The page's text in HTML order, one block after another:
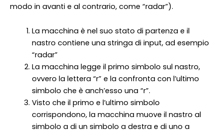
modo in avanti e al contrario, come “radar”).
La macchina è nel suo stato di partenza e il
nastro contiene una stringa di input, ad esempio
“radar”
La macchina legge il primo simbolo sul nastro,
ovvero la lettera “r” e la confronta con l’ultimo
simbolo che è anch’esso una “r”.
Visto che il primo e l’ultimo simbolo
corrispondono, la macchina muove il nastro al
simbolo a di un simbolo a destra e di uno a